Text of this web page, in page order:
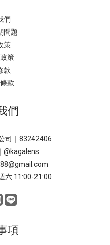
們
問題
策
策
款
款
們
司｜83242406
@kagalens
六 11:00-21:00
項